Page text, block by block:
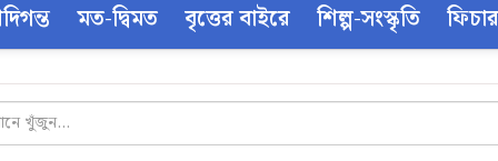
মত-দ্বিমত বৃত্তের বাইরে শিল্প-সংস্কৃতি ফিচার